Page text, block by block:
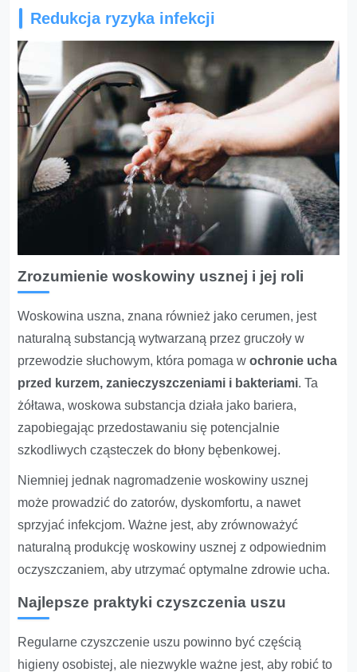
Redukcja ryzyka infekcji
Zrozumienie woskowiny usznej i jej roli
Woskowina uszna, znana również jako cerumen, jest
naturalną substancją wytwarzaną przez gruczoły w
przewodzie słuchowym, która pomaga wochronie ucha
przed kurzem, zanieczyszczeniami i bakteriami. Ta
żółtawa, woskowa substancja działa jako bariera,
zapobiegając przedostawaniu się potencjalnie
szkodliwych cząsteczek do błony bębenkowej.
Niemniej jednak nagromadzenie woskowiny usznej
może prowadzić do zatorów, dyskomfortu, a nawet
sprzyjać infekcjom. Ważne jest, aby zrównoważyć
naturalną produkcję woskowiny usznej z odpowiednim
oczyszczaniem, aby utrzymać optymalne zdrowie ucha.
Najlepsze praktyki czyszczenia uszu
Regularne czyszczenie uszu powinno być częścią
higieny osobistej, ale niezwykle ważne jest, aby robić to